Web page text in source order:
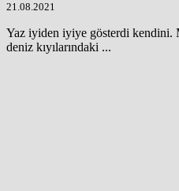
21.08.2021
Yaz iyiden iyiye gösterdi kendini.
deniz kıyılarındaki ...